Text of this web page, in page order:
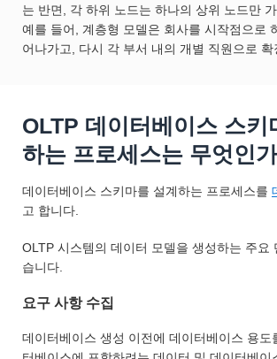
는 반면, 각 하위 노드는 하나의 상위 노드만
예를 들어, 계층형 모델은 회사를 시작점으로
어나가고, 다시 각 부서 내의 개별 직원으로 확
OLTP 데이터베이스 스키
하는 프로세스는 무엇인
데이터베이스 스키마를 설계하는 프로세스를
고 합니다.
OLTP 시스템의 데이터 모델을 생성하는 주요
습니다.
요구 사항 수집
데이터베이스 생성 이전에 데이터베이스 용도